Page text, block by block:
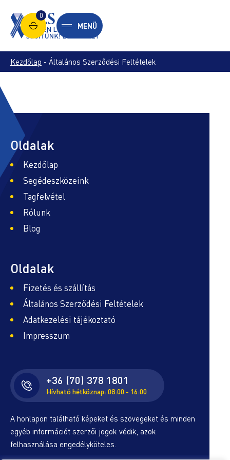
0
MENÜ
Kezdőlap - Általános Szerződési Feltételek
+36 (70) 378 1801
Hívható hétköznap: 08:00 - 16:00
A honlapon található képeket és szövegeket és minden
egyéb információt szerzői jogok védik, azok
felhasználása engedélyköteles.
Oldalak
Kezdőlap
Segédeszközeink
Tagfelvétel
Rólunk
Blog
Oldalak
Fizetés és szállítás
Általános Szerződési Feltételek
Adatkezelési tájékoztató
Impresszum